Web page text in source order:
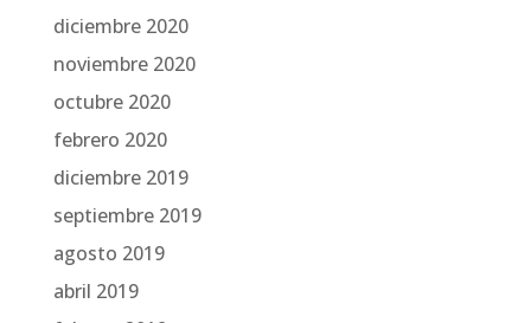
diciembre 2020
noviembre 2020
octubre 2020
febrero 2020
diciembre 2019
septiembre 2019
agosto 2019
abril 2019